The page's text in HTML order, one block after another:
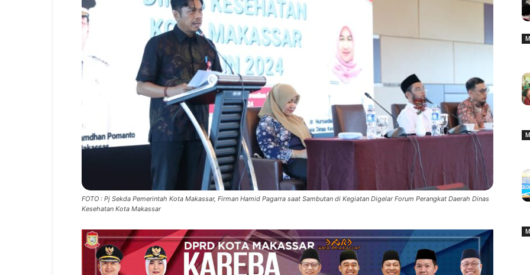
FOTO : Pj Sekda Pemerintah Kota Makassar, Firman Hamid Pagarra saat Sambutan di Kegiatan Digelar Forum Perangkat Daerah Dinas
Kesehatan Kota Makassar